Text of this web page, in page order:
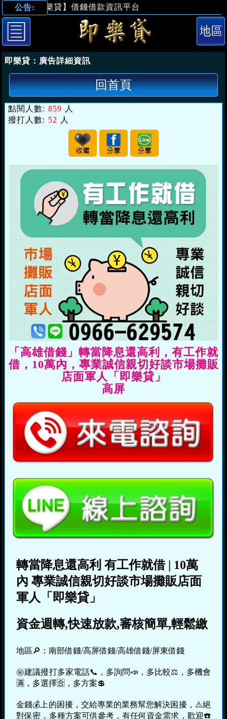
公告:
【即樂貸】借錢借款資訊平台
即樂貸： 廣告詳細資訊
回首頁
點閱人數: 859 人
撥打人數: 52 人
「高雄借錢」轉當降息還高利，有工作就
借，10萬內，專業誠信親切好談市場攤販
店面軍人「即樂貸」
高屏
轉當降息還高利 有工作就借| 10萬
內 專業誠信親切好談市場攤販店面
軍人「即樂貸」
資金週轉,快速放款,審核簡單,輕鬆繳
地區🔎：南部借錢/高屏借錢/高雄借錢/屏東借錢
㊙建議撥打多家電話📞，多詢問📣，多比較⚖，多機會
🈵，多選擇🈴，多方案💲
金錢💰上的困擾，交給專業的業務幫您解決困擾，⚠️絕
對保密，多種方案可供參考，有任何資金需求，歡迎☎️